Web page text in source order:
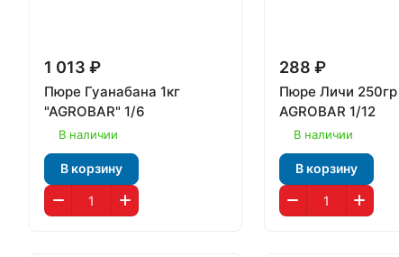
1 013 ₽
Пюре Гуанабана 1кг
"AGROBAR" 1/6
В наличии
В корзину
288 ₽
Пюре Личи 250гр
AGROBAR 1/12
В наличии
В корзину